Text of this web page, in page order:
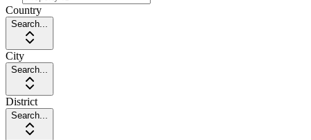
Country
Search...
City
Search...
District
Search...